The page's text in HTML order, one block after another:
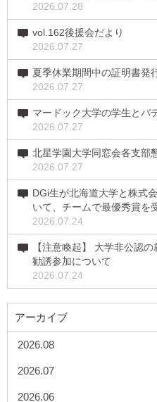
2026.07.28
vol.162後援会だより
2026.07.27
夏季休業期間中の証明書発
2026.07.27
マードック大学の学生とバ
2026.07.27
北星学園大学同窓会各支部
2026.07.27
DGi生が北海道大学と株式
いて、チームで最優秀賞を
2026.07.24
【注意喚起】 大学非公認
勧誘参加について
2026.07.24
アーカイブ
2026.08
2026.07
2026.06